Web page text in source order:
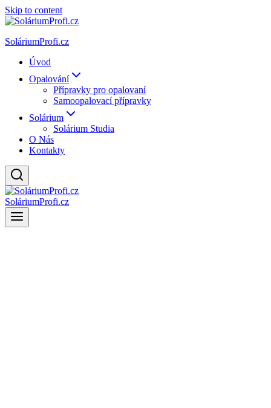
Skip to content
SoláriumProfi.cz
Úvod
Opalování
Přípravky pro opalovaní
Samoopalovací přípravky
Solárium
Solárium Studia
O Nás
Kontakty
SoláriumProfi.cz